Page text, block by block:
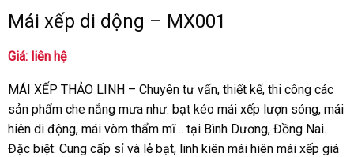
Mái xếp di dộng – MX001
Giá: liên hệ
MÁI XẾP THẢO LINH – Chuyên tư vấn, thiết kế, thi công các
sản phẩm che nắng mưa như: bạt kéo mái xếp lượn sóng, mái
hiên di động, mái vòm thẩm mĩ .. tại Bình Dương, Đồng Nai.
Đặc biệt: Cung cấp sỉ và lẻ bạt, linh kiên mái hiên mái xếp giá